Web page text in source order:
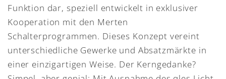
Funktion dar, speziell entwickelt in exklusiver
Kooperation mit den Merten
Schalterprogrammen. Dieses Konzept vereint
unterschiedliche Gewerke und Absatzmärkte in
einer einzigartigen Weise. Der Kerngedanke?